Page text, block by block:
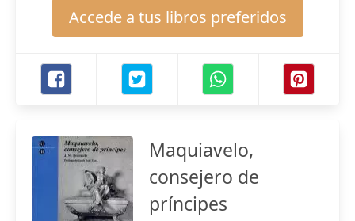
Accede a tus libros preferidos
Maquiavelo,
consejero de
príncipes